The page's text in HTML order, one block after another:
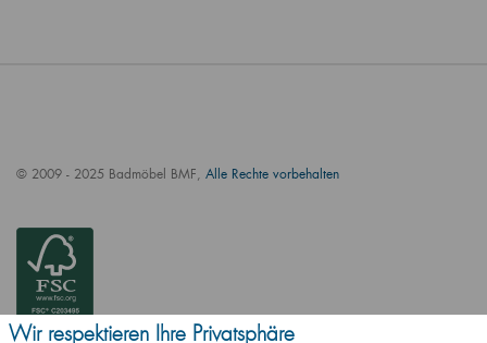
© 2009 - 2025 Badmöbel BMF, Alle Rechte vorbehalten
Wir respektieren Ihre Privatsphäre